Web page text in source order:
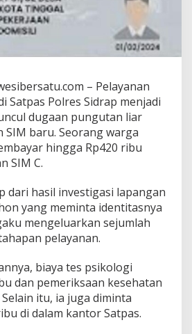
– Pelayanan
Satpas Polres Sidrap menjadi
dugaan pungutan liar
baru. Seorang warga
hingga Rp420 ribu
SIM C.
dari hasil investigasi lapangan
yang meminta identitasnya
mengeluarkan sejumlah
pelayanan.
biaya tes psikologi
dan pemeriksaan kesehatan
itu, ia juga diminta
di dalam kantor Satpas.